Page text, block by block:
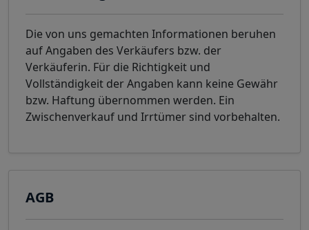
Die von uns gemachten Informationen beruhen
auf Angaben des Verkäufers bzw. der
Verkäuferin. Für die Richtigkeit und
Vollständigkeit der Angaben kann keine Gewähr
bzw. Haftung übernommen werden. Ein
Zwischenverkauf und Irrtümer sind vorbehalten.
AGB